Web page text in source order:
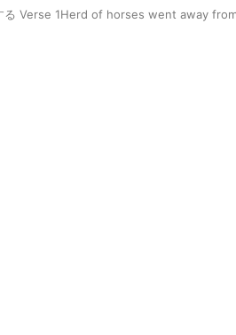
Verse 1Herd of horses went away